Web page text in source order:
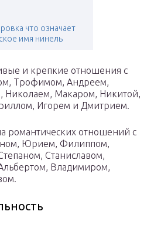
что означает
имя нинель
и крепкие отношения с
Трофимом, Андреем,
Николаем, Макаром, Никитой,
Игорем и Дмитрием.
романтических отношений с
Юрием, Филиппом,
Станиславом,
Владимиром,